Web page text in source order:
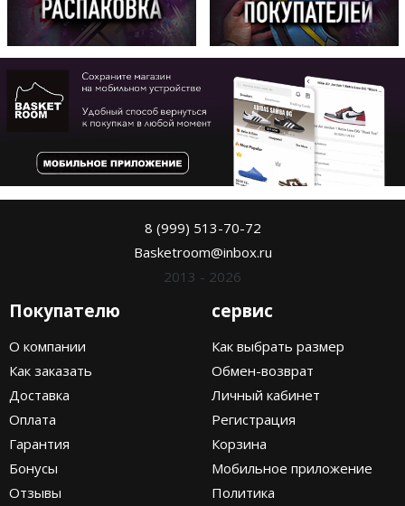
8 (999) 513-70-72
Basketroom@inbox.ru
2013 - 2026
Покупателю
О компании
Как заказать
Доставка
Оплата
Гарантия
Бонусы
Отзывы
сервис
Как выбрать размер
Обмен-возврат
Личный кабинет
Регистрация
Корзина
Мобильное приложение
Политика